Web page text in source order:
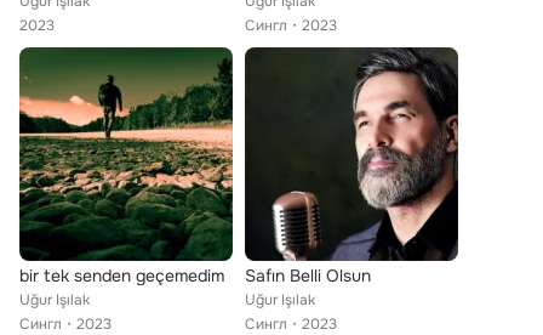
2023
Сингл
2023
bir tek senden geçemedim
Uğur Işılak
Сингл
2023
Safın Belli Olsun
Uğur Işılak
Сингл
2023